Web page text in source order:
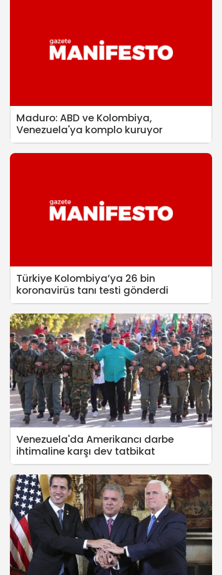
Maduro: ABD ve Kolombiya,
Venezuela'ya komplo kuruyor
Türkiye Kolombiya’ya 26 bin
koronavirüs tanı testi gönderdi
Venezuela'da Amerikancı darbe
ihtimaline karşı dev tatbikat